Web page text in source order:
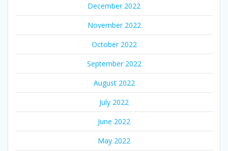
December 2022
November 2022
October 2022
September 2022
August 2022
July 2022
June 2022
May 2022